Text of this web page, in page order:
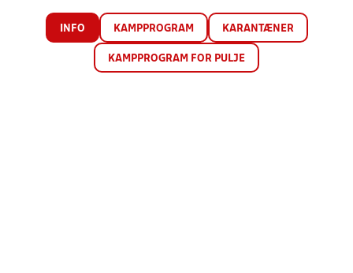
INFO KAMPPROGRAM KARANTÆNER
KAMPPROGRAM FOR PULJE